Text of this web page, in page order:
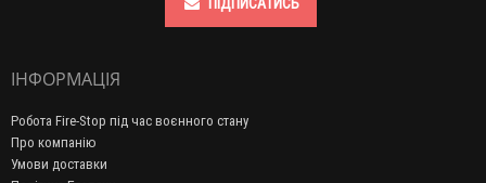
ІНФОРМАЦІЯ
Робота Fire-Stop під час воєнного стану
Про компанію
Умови доставки